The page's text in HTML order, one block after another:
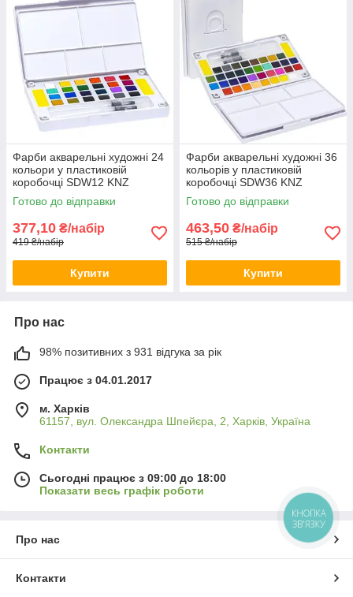
Фарби акварельні художні 24
кольори у пластиковій
коробочці SDW12 KNZ
Готово до відправки
377,10 ₴/набір
419 ₴/набір
Купити
Фарби акварельні художні 36
кольорів у пластиковій
коробочці SDW36 KNZ
Готово до відправки
463,50 ₴/набір
515 ₴/набір
Купити
Про нас
98% позитивних з 931 відгука за рік
Працює з 04.01.2017
м. Харків
61157, вул. Олександра Шпейєра, 2, Харків, Україна
Контакти
Сьогодні працює з 09:00 до 18:00
Показати весь графік роботи
Про нас
Контакти
КНОПКА
ЗВ'ЯЗКУ